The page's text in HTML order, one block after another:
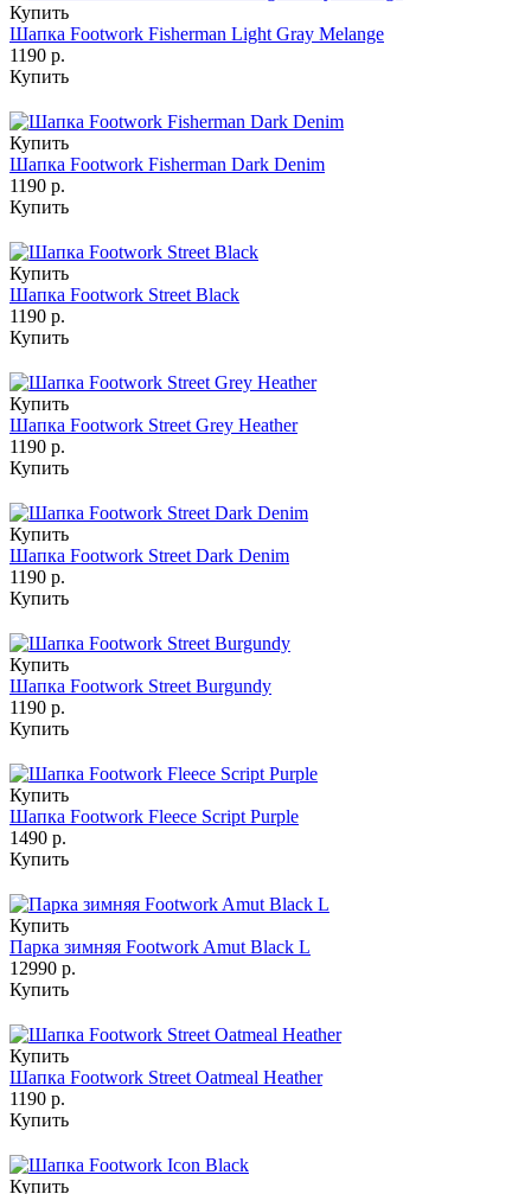
Купить
Шапка Footwork Fisherman Light Gray Melange
1190 р.
Купить
Купить
Шапка Footwork Fisherman Dark Denim
1190 р.
Купить
Купить
Шапка Footwork Street Black
1190 р.
Купить
Купить
Шапка Footwork Street Grey Heather
1190 р.
Купить
Купить
Шапка Footwork Street Dark Denim
1190 р.
Купить
Купить
Шапка Footwork Street Burgundy
1190 р.
Купить
Купить
Шапка Footwork Fleece Script Purple
1490 р.
Купить
Купить
Парка зимняя Footwork Amut Black L
12990 р.
Купить
Купить
Шапка Footwork Street Oatmeal Heather
1190 р.
Купить
Купить